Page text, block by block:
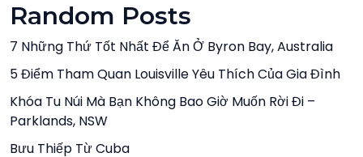
Random Posts
7 Những Thứ Tốt Nhất Để Ăn Ở Byron Bay, Australia
5 Điểm Tham Quan Louisville Yêu Thích Của Gia Đình
Khóa Tu Núi Mà Bạn Không Bao Giờ Muốn Rời Đi –
Parklands, NSW
Bưu Thiếp Từ Cuba